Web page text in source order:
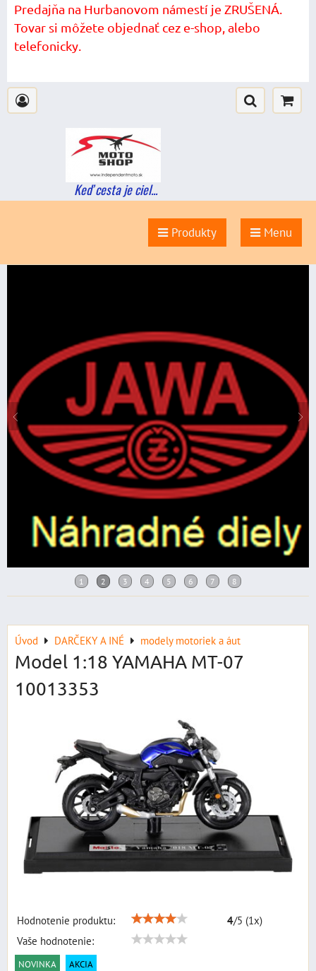
Predajňa na Hurbanovom námestí je ZRUŠENÁ.
Tovar si môžete objednať cez e-shop, alebo
telefonicky.
Keď cesta je ciel...
Produkty Menu
Úvod DARČEKY A INÉ modely motoriek a áut
Model 1:18 YAMAHA MT-07
10013353
Hodnotenie produktu: 4/5 (1x)
Vaše hodnotenie:
NOVINKA AKCIA